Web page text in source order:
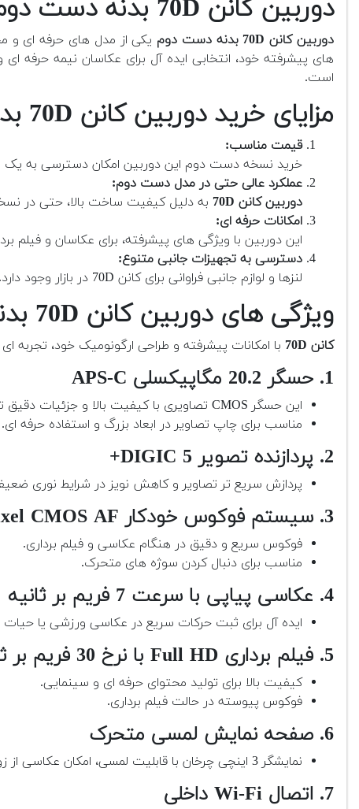
دوربین کانن 70D بدنه دست دوم
دوربین کانن 70D بدنه دست دوم
های پیشرفته خود، انتخابی ایده آل برای عکاسان نیمه
است.
مزایای خرید دوربین کانن 70D بدنه دست دوم
قیمت مناسب:
خرید نسخه دست دوم این دوربین امکان دسترسی به یک
عملکرد عالی حتی در مدل دست دوم:
دوربین کانن 70D
به دلیل کیفیت ساخت بالا، حتی در
امکانات حرفه ای:
این دوربین با ویژگی های پیشرفته، برای عکاسان و فیلم
دسترسی به تجهیزات جانبی متنوع:
لنزها و لوازم جانبی فراوانی برای کانن 70D در بازار وجود دارد.
ویژگی های دوربین کانن 70D بدنه دست دوم
کانن 70D با امکانات پیشرفته و طراحی ارگونومیک خود، تجربه
1. حسگر 20.2 مگاپیکسلی APS-C
این حسگر CMOS تصاویری با کیفیت بالا و جزئیات دقیق تولید می کند.
مناسب برای چاپ تصاویر در ابعاد بزرگ و استفاده حرفه ای.
2. پردازنده تصویر DIGIC 5+
پردازش سریع تر تصاویر و کاهش نویز در شرایط نوری
3. سیستم فوکوس خودکار Dual Pixel CMOS AF
فوکوس سریع و دقیق در هنگام عکاسی و فیلم برداری.
مناسب برای دنبال کردن سوژه های متحرک.
4. عکاسی پیاپی با سرعت 7 فریم بر ثانیه
ایده آل برای ثبت حرکات سریع در عکاسی ورزشی یا
5. فیلم برداری Full HD با نرخ 30 فریم بر ثانیه
کیفیت بالا برای تولید محتوای حرفه ای و سینمایی.
فوکوس پیوسته در حالت فیلم برداری.
6. صفحه نمایش لمسی متحرک
نمایشگر 3 اینچی چرخان با قابلیت لمسی، امکان عکاسی از زوایای دشوار را فراهم می کند.
7. اتصال Wi-Fi داخلی